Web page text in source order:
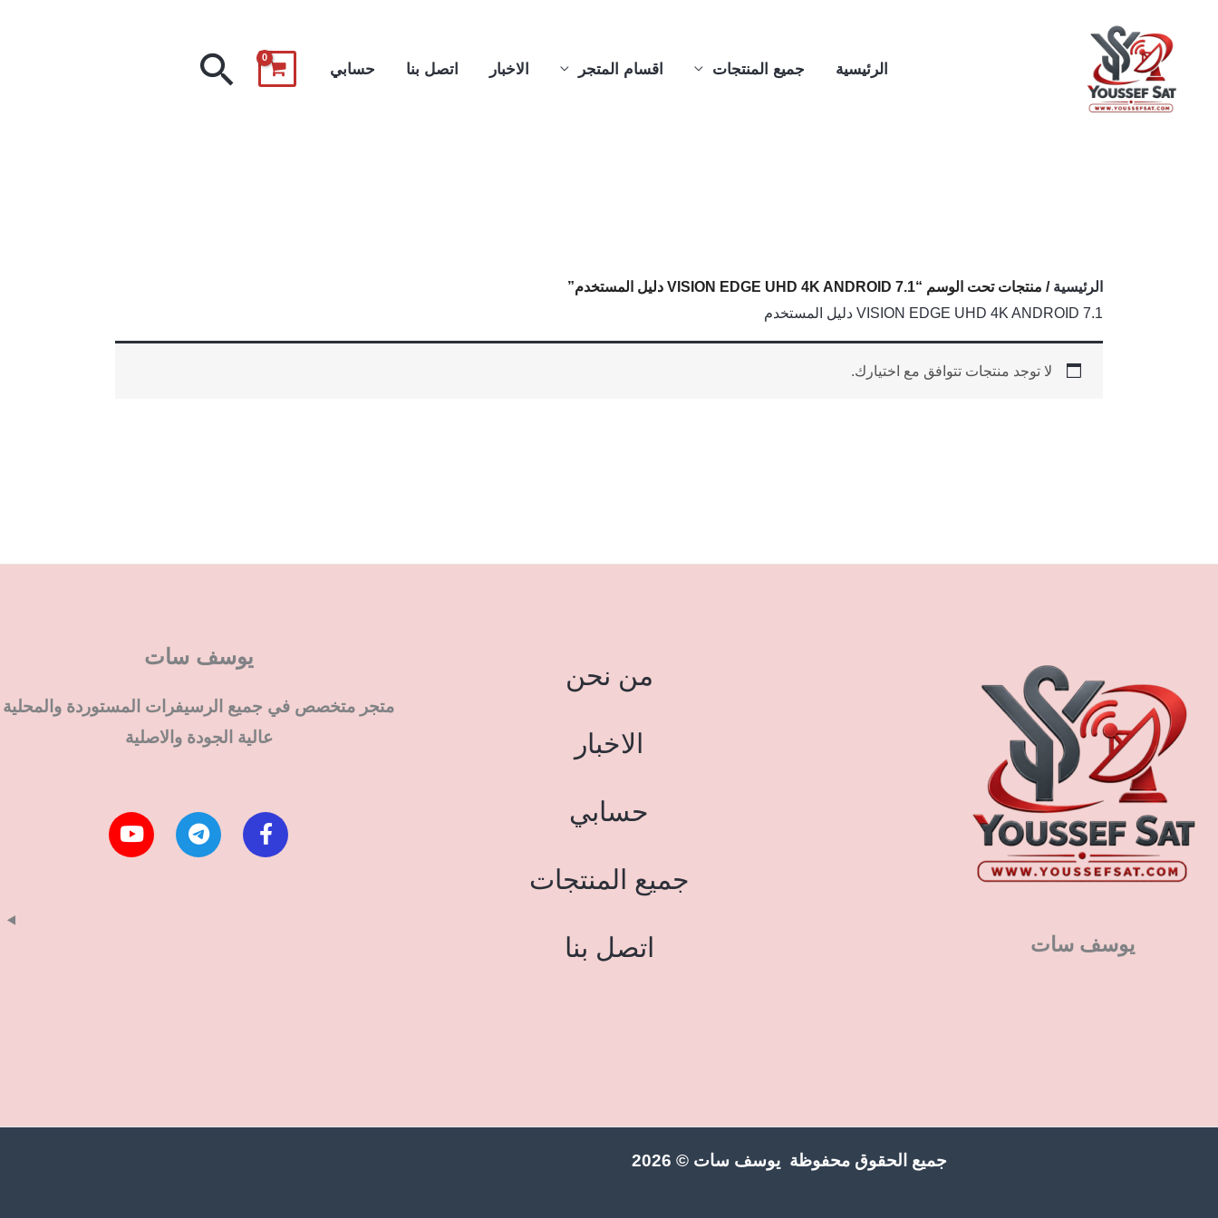
الرئيسية جميع المنتجات اقسام المتجر الاخبار اتصل بنا حسابي البحث
الرئيسية / منتجات تحت الوسم “VISION EDGE UHD 4K ANDROID 7.1 دليل المستخدم”
VISION EDGE UHD 4K ANDROID 7.1 دليل المستخدم
لا توجد منتجات تتوافق مع اختيارك.
يوسف سات
من نحن
الاخبار
حسابي
جميع المنتجات
اتصل بنا
يوسف سات
متجر متخصص في جميع الرسيفرات المستوردة والمحلية
عالية الجودة والاصلية
جميع الحقوق محفوظة يوسف سات © 2026